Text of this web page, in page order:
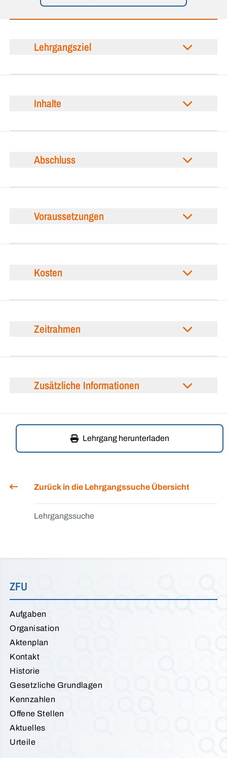
Lehrgangsziel
Inhalte
Abschluss
Voraussetzungen
Kosten
Zeitrahmen
Zusätzliche Informationen
Lehrgang herunterladen
Zurück in die Lehrgangssuche Übersicht
Lehrgangssuche
ZFU
Aufgaben
Organisation
Aktenplan
Kontakt
Historie
Gesetzliche Grundlagen
Kennzahlen
Offene Stellen
Aktuelles
Urteile